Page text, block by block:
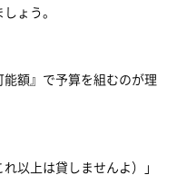
ょう。
額』で予算を組むのが理
以上は貸しませんよ）」